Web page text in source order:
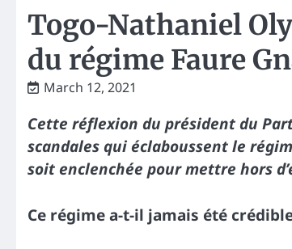
Togo-Nathaniel
du régime Faure
March 12, 2021
Cette réflexion du président du
scandales qui éclaboussent le
soit enclenchée pour mettre hors
Ce régime a-t-il jamais été